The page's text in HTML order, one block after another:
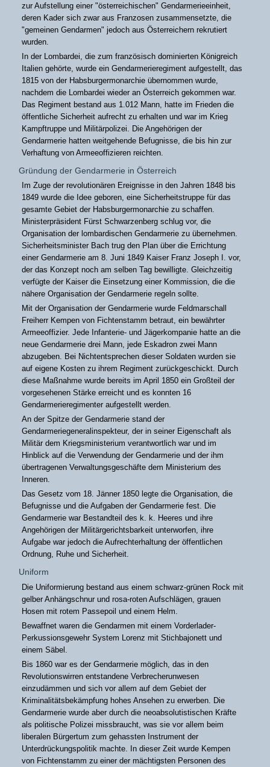
zur Aufstellung einer "österreichischen" Gendarmerieeinheit,
deren Kader sich zwar aus Franzosen zusammensetzte, die
"gemeinen Gendarmen" jedoch aus Österreichern rekrutiert
wurden.
In der Lombardei, die zum französisch dominierten Königreich
Italien gehörte, wurde ein Gendarmerieregiment aufgestellt, das
1815 von der Habsburgermonarchie übernommen wurde,
nachdem die Lombardei wieder an Österreich gekommen war.
Das Regiment bestand aus 1.012 Mann, hatte im Frieden die
öffentliche Sicherheit aufrecht zu erhalten und war im Krieg
Kampftruppe und Militärpolizei. Die Angehörigen der
Gendarmerie hatten weitgehende Befugnisse, die bis hin zur
Verhaftung von Armeeoffizieren reichten.
Gründung der Gendarmerie in Österreich
Im Zuge der revolutionären Ereignisse in den Jahren 1848 bis
1849 wurde die Idee geboren, eine Sicherheitstruppe für das
gesamte Gebiet der Habsburgermonarchie zu schaffen.
Ministerpräsident Fürst Schwarzenberg schlug vor, die
Organisation der lombardischen Gendarmerie zu übernehmen.
Sicherheitsminister Bach trug den Plan über die Errichtung
einer Gendarmerie am 8. Juni 1849 Kaiser Franz Joseph I. vor,
der das Konzept noch am selben Tag bewilligte. Gleichzeitig
verfügte der Kaiser die Einsetzung einer Kommission, die die
nähere Organisation der Gendarmerie regeln sollte.
Mit der Organisation der Gendarmerie wurde Feldmarschall
Freiherr Kempen von Fichtenstamm betraut, ein bewährter
Armeeoffizier. Jede Infanterie- und Jägerkompanie hatte an die
neue Gendarmerie drei Mann, jede Eskadron zwei Mann
abzugeben. Bei Nichtentsprechen dieser Soldaten wurden sie
auf eigene Kosten zu ihrem Regiment zurückgeschickt. Durch
diese Maßnahme wurde bereits im April 1850 ein Großteil der
vorgesehenen Stärke erreicht und es konnten 16
Gendarmerieregimenter aufgestellt werden.
An der Spitze der Gendarmerie stand der
Gendarmeriegeneralinspekteur, der in seiner Eigenschaft als
Militär dem Kriegsministerium verantwortlich war und im
Hinblick auf die Verwendung der Gendarmerie und der ihm
übertragenen Verwaltungsgeschäfte dem Ministerium des
Inneren.
Das Gesetz vom 18. Jänner 1850 legte die Organisation, die
Befugnisse und die Aufgaben der Gendarmerie fest. Die
Gendarmerie war Bestandteil des k. k. Heeres und ihre
Angehörigen der Militärgerichtsbarkeit unterworfen, ihre
Aufgabe war jedoch die Aufrechterhaltung der öffentlichen
Ordnung, Ruhe und Sicherheit.
Uniform
Die Uniformierung bestand aus einem schwarz-grünen Rock mit
gelber Anhängschnur und rosa-roten Aufschlägen, grauen
Hosen mit rotem Passepoil und einem Helm.
Bewaffnet waren die Gendarmen mit einem Vorderlader-
Perkussionsgewehr System Lorenz mit Stichbajonett und
einem Säbel.
Bis 1860 war es der Gendarmerie möglich, das in den
Revolutionswirren entstandene Verbrecherunwesen
einzudämmen und sich vor allem auf dem Gebiet der
Kriminalitätsbekämpfung hohes Ansehen zu erwerben. Die
Gendarmerie wurde aber durch die neoabsolutistischen Kräfte
als politische Polizei missbraucht, was sie vor allem beim
liberalen Bürgertum zum gehassten Instrument der
Unterdrückungspolitik machte. In dieser Zeit wurde Kempen
von Fichtenstamm zu einer der mächtigsten Personen des